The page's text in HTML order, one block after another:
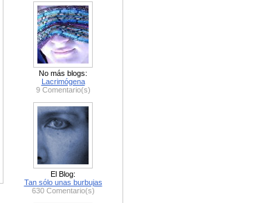
No más blogs:
Lacrimógena
9 Comentario(s)
El Blog:
Tan sólo unas burbujas
630 Comentario(s)